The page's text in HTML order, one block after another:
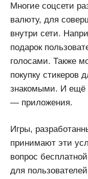
Многие соцсети
валюту, для
внутри сети.
подарок
голосами. Также
покупку стикеров
знакомыми. И ещё
— приложения.
Игры,
принимают эти
вопрос
для